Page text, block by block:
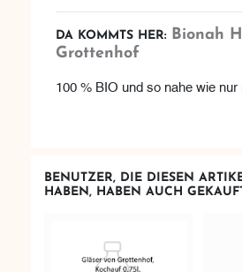
DA KOMMTS HER: Bionah
Grottenhof
100 % BIO und so nahe wie nur
BENUTZER, DIE DIESEN
HABEN, HABEN AUCH